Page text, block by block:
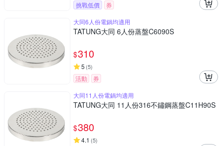
挑戰低價
券
大同6人份電鍋均適用
TATUNG大同 6人份蒸盤C6090S
$310
5 (5)
活動
券
大同11人份電鍋均適用
TATUNG大同 11人份316不鏽鋼蒸盤C11H90S
$380
4.1 (5)